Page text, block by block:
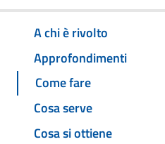
A chi è rivolto
Approfondimenti
Come fare
Cosa serve
Cosa si ottiene